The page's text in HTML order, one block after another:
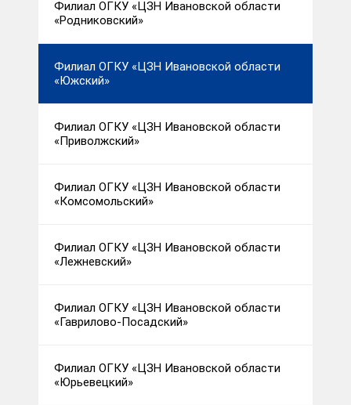
Филиал ОГКУ «ЦЗН Ивановской области
«Родниковский»
Филиал ОГКУ «ЦЗН Ивановской области
«Южский»
Филиал ОГКУ «ЦЗН Ивановской области
«Приволжский»
Филиал ОГКУ «ЦЗН Ивановской области
«Комсомольский»
Филиал ОГКУ «ЦЗН Ивановской области
«Лежневский»
Филиал ОГКУ «ЦЗН Ивановской области
«Гаврилово-Посадский»
Филиал ОГКУ «ЦЗН Ивановской области
«Юрьевецкий»